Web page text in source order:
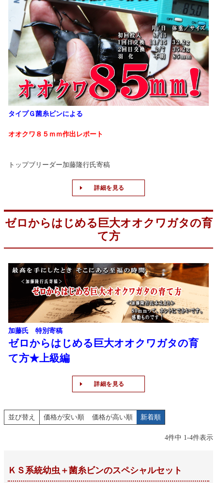
タイプＧ菌糸ビンによる
オオクワ８５ｍｍ作出レポート
トップブリーダー加藤隆行氏寄稿
詳細を見る
ゼロからはじめる巨大オオクワガタの育
て方
加藤氏 特別寄稿
ゼロからはじめる巨大オオクワガタの育
て方★上級編
詳細を見る
並び替え 価格が安い順 価格が高い順 新着順
4件中 1 -4件表示
ＫＳ系統幼虫＋菌糸ビンのスペシャルセット